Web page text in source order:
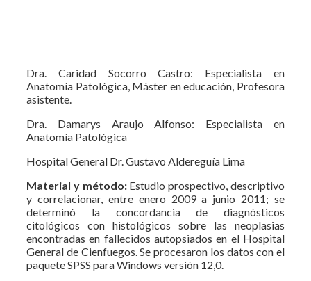
Dra. Caridad Socorro Castro: Especialista en
Anatomía Patológica, Máster en educación, Profesora
asistente.
Dra. Damarys Araujo Alfonso: Especialista en
Anatomía Patológica
Hospital General Dr. Gustavo Aldereguía Lima
Material y método: Estudio prospectivo, descriptivo
y correlacionar, entre enero 2009 a junio 2011; se
determinó la concordancia de diagnósticos
citológicos con histológicos sobre las neoplasias
encontradas en fallecidos autopsiados en el Hospital
General de Cienfuegos. Se procesaron los datos con el
paquete SPSS para Windows versión 12,0.